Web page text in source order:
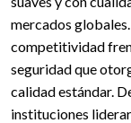
mercados
competitividad
seguridad que
calidad estándar.
instituciones